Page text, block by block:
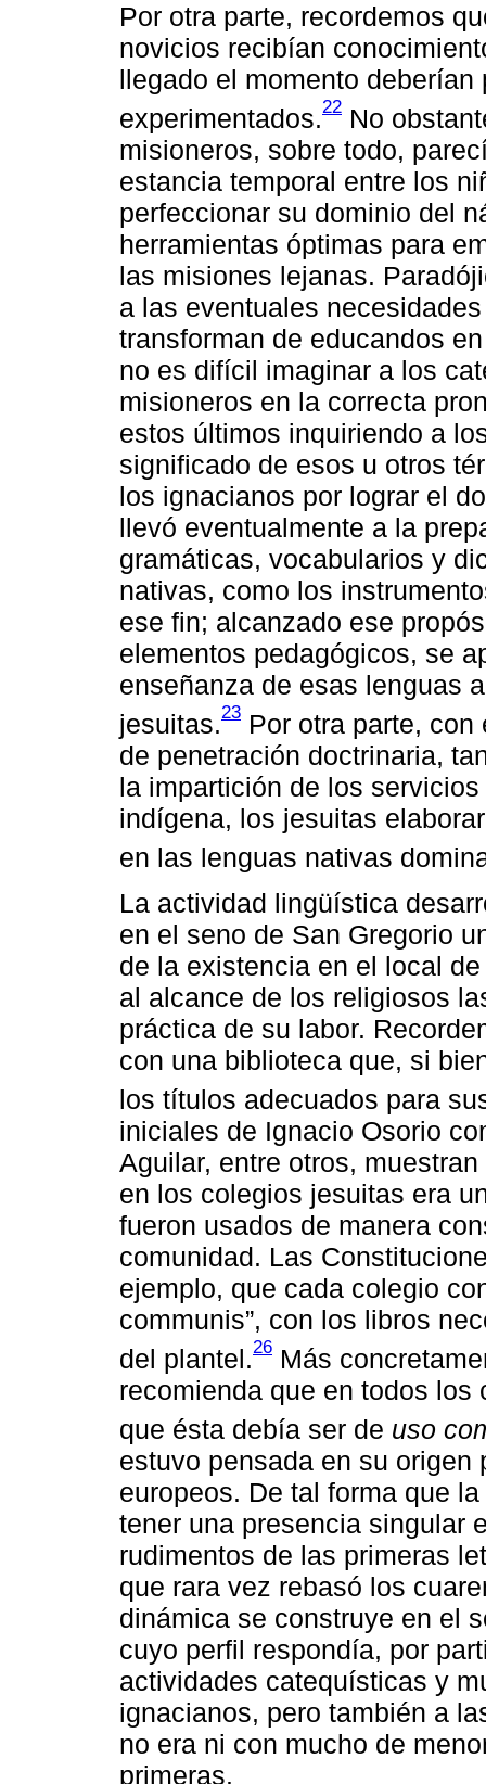
Por otra parte, recordemos
novicios recibían
llegado el momento
experimentados.22 No
misioneros, sobre todo,
estancia temporal entre los
perfeccionar su dominio del
herramientas óptimas para
las misiones lejanas.
a las eventuales
transforman de educandos
no es difícil imaginar a los
misioneros en la correcta
estos últimos inquiriendo a
significado de esos u otros
los ignacianos por lograr el
llevó eventualmente a la
gramáticas, vocabularios y
nativas, como los
ese fin; alcanzado ese
elementos pedagógicos, se
enseñanza de esas lenguas
jesuitas.23 Por otra parte,
de penetración doctrinaria,
la impartición de los
indígena, los jesuitas
en las lenguas nativas
La actividad lingüística
en el seno de San Gregorio
de la existencia en el local
al alcance de los religiosos
práctica de su labor.
con una biblioteca que, si
los títulos adecuados para
iniciales de Ignacio Osorio
Aguilar, entre otros,
en los colegios jesuitas era
fueron usados de manera
comunidad. Las
ejemplo, que cada colegio
communis”, con los libros
del plantel.26 Más
recomienda que en todos
que ésta debía ser de uso
estuvo pensada en su
europeos. De tal forma que
tener una presencia singular
rudimentos de las primeras
que rara vez rebasó los
dinámica se construye en el
cuyo perfil respondía, por
actividades catequísticas y
ignacianos, pero también a
no era ni con mucho de
primeras.